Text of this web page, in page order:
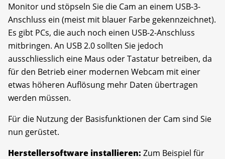
Monitor und stöpseln Sie die Cam an einem USB-3-
Anschluss ein (meist mit blauer Farbe gekennzeichnet).
Es gibt PCs, die auch noch einen USB-2-Anschluss
mitbringen. An USB 2.0 sollten Sie jedoch
ausschliesslich eine Maus oder Tastatur betreiben, da
für den Betrieb einer modernen Webcam mit einer
etwas höheren Auflösung mehr Daten übertragen
werden müssen.
Für die Nutzung der Basisfunktionen der Cam sind Sie
nun gerüstet.
Herstellersoftware installieren: Zum Beispiel für